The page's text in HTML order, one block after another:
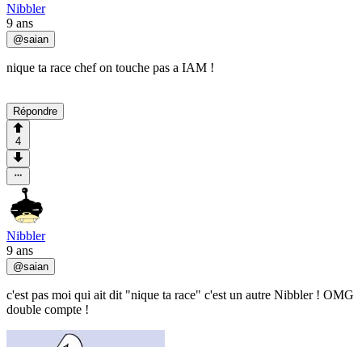
Nibbler
9 ans
@saian
nique ta race chef on touche pas a IAM !
Répondre
4
Nibbler
9 ans
@saian
c'est pas moi qui ait dit "nique ta race" c'est un autre Nibbler ! OMG
double compte !